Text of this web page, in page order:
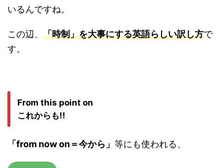
いるんですね。
この辺、 「時制」を大事にする英語らしい訳し方で
す。
From this point on
これからも!!
「from now on＝今から」 等にも使われる、